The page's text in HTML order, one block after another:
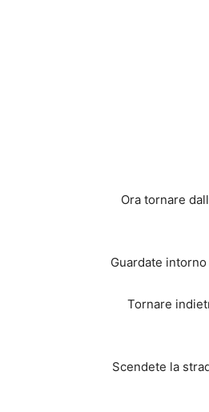
Ora tornare
Guardate
Tornare
Scendete la